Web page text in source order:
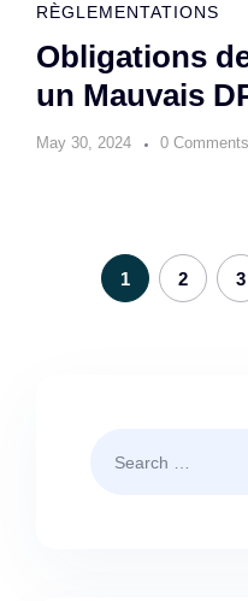
RÈGLEMENTATIONS
Obligations
un Mauvais
May 30, 2024 0 Comments
1 2 3